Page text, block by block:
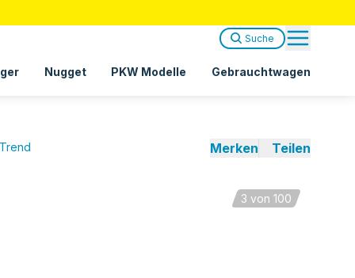
Nugget PKW Modelle Gebrauchtwagen
Suche
Merken Teilen
3 von 100